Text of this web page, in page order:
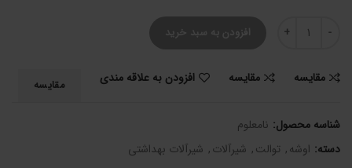
شیر توالت عقیق عدد افزودن به سبد خرید
مقایسه مقایسه افزودن به علاقه مندی مقایسه
شناسه محصول: نامعلوم
دسته: اوشه, توالت, شیرآلات, شیرآلات بهداشتی